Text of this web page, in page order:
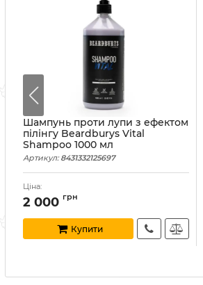
Шампунь проти лупи з ефектом
пілінгу Beardburys Vital
Shampoo 1000 мл
Артикул: 8431332125697
Ціна:
2 000 грн
Купити